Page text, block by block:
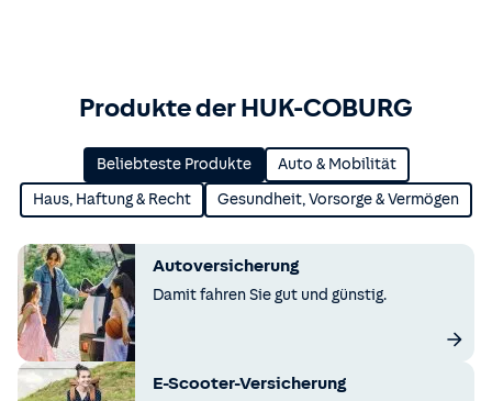
Produkte der HUK-COBURG
Beliebteste Produkte Auto & Mobilität
Haus, Haftung & Recht Gesundheit, Vorsorge & Vermögen
Autoversicherung
Damit fahren Sie gut und günstig.
E-Scooter-Versicherung